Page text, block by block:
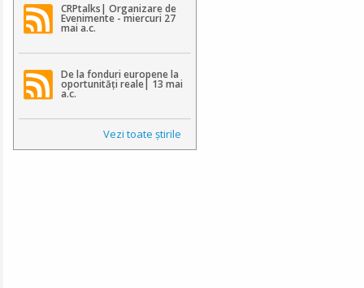
CRPtalks| Organizare de
Evenimente - miercuri 27
mai a.c.
De la fonduri europene la
oportunități reale| 13 mai
a.c.
Vezi toate ştirile